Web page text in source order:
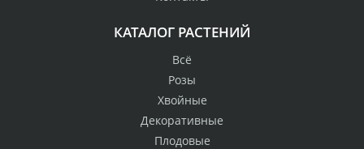
КАТАЛОГ РАСТЕНИЙ
Всё
Розы
Хвойные
Декоративные
Плодовые